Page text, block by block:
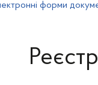
форми